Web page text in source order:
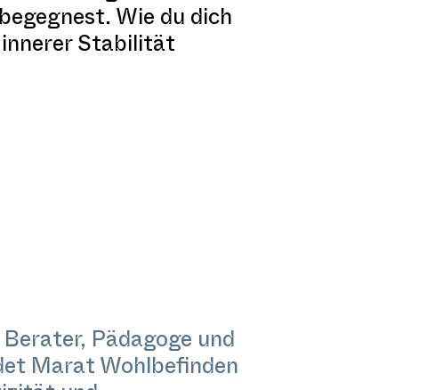
Wie du dich
innerer Stabilität
Pädagoge und
Marat Wohlbefinden